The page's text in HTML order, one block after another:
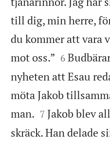
till dig, min herre,
du kommer att
mot oss.” 

6
nyheten att Esau
möta Jakob
man. 

7 Jakob blev
skräck. Han delade